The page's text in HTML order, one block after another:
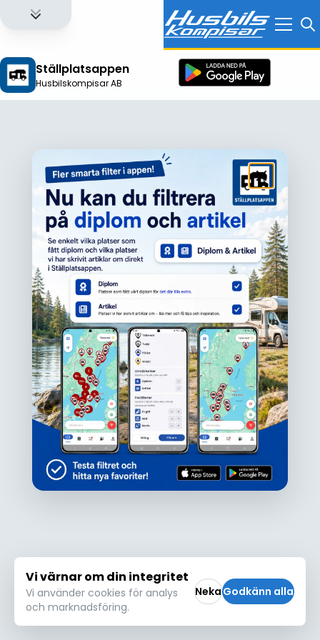
Ställplatsappen
Husbilskompisar AB
Ojdå!
Den här platsen hittades inte eller kunde
inte läsas in korrekt. Vänligen försök igen
Försök igen
Logga in för att få full tillgång till alla funktioner!
Vi värnar om din integritet
Vi använder cookies för analys
och marknadsföring.
NekaGodkänn alla